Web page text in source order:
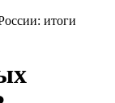
итоги